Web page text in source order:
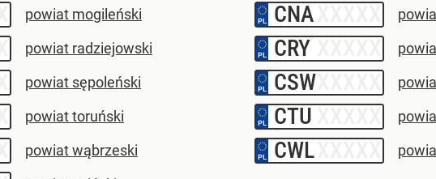
powiat mogileński CNA
powiat radziejowski CRY
powiat sępoleński CSW
powiat toruński CTU
powiat wąbrzeski CWL